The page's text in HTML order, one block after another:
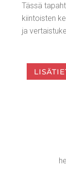
Täs­sä
kiin­tois­ten
ja